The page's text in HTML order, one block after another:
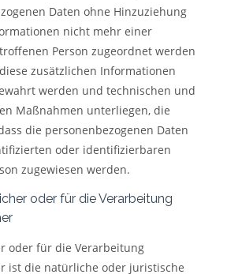
Daten ohne Hinzuziehung
nicht mehr einer
Person zugeordnet werden
zusätzlichen Informationen
werden und technischen und
Maßnahmen unterliegen, die
die personenbezogenen Daten
oder identifizierbaren
zugewiesen werden.
oder für die Verarbeitung
oder für die Verarbeitung
ist die natürliche oder juristische